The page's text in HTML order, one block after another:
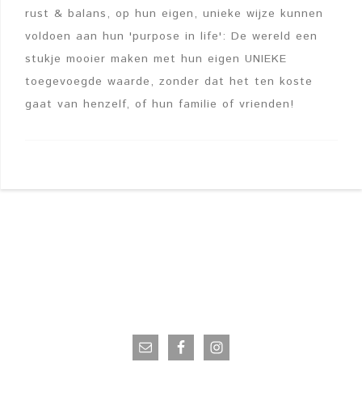
rust & balans, op hun eigen, unieke wijze kunnen
voldoen aan hun 'purpose in life': De wereld een
stukje mooier maken met hun eigen UNIEKE
toegevoegde waarde, zonder dat het ten koste
gaat van henzelf, of hun familie of vrienden!